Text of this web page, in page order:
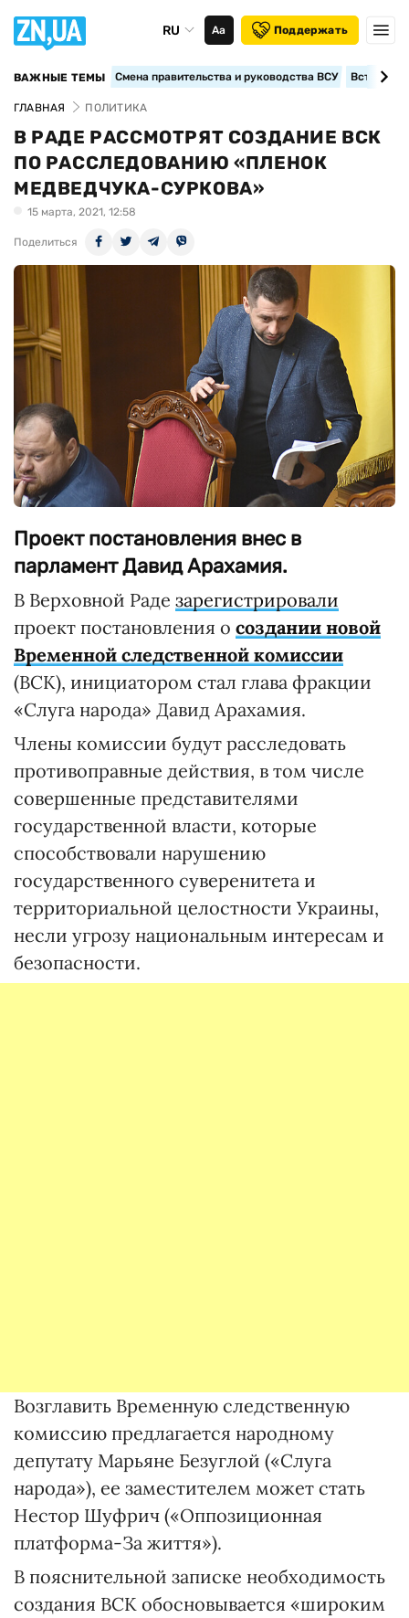
RU Аа Поддержать
ВАЖНЫЕ ТЕМЫ Смена правительства и руководства ВСУ
ГЛАВНАЯ ПОЛИТИКА
В РАДЕ РАССМОТРЯТ СОЗДАНИЕ ВСК
ПО РАССЛЕДОВАНИЮ «ПЛЕНОК
МЕДВЕДЧУКА-СУРКОВА»
15 марта, 2021, 12:58
Поделиться
Проект постановления внес в
парламент Давид Арахамия.
В Верховной Раде зарегистрировали
проект постановления о создании новой
Временной следственной комиссии
(ВСК), инициатором стал глава фракции
«Слуга народа» Давид Арахамия.
Члены комиссии будут расследовать
противоправные действия, в том числе
совершенные представителями
государственной власти, которые
способствовали нарушению
государственного суверенитета и
территориальной целостности Украины,
несли угрозу национальным интересам и
безопасности.
Возглавить Временную следственную
комиссию предлагается народному
депутату Марьяне Безуглой («Слуга
народа»), ее заместителем может стать
Нестор Шуфрич («Оппозиционная
платформа-За життя»).
В пояснительной записке необходимость
создания ВСК обосновывается «широким